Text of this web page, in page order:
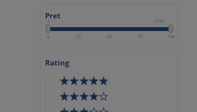
Pret
0 2500
0 25 50 75 100
Rating